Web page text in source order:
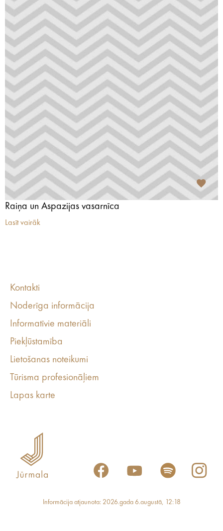
Raiņa un Aspazijas vasarnīca
Lasīt vairāk
Kontakti
Noderīga informācija
Informatīvie materiāli
Piekļūstamība
Lietošanas noteikumi
Tūrisma profesionāļiem
Lapas karte
Informācija atjaunota: 2026.gada 6.augustā, 12:18